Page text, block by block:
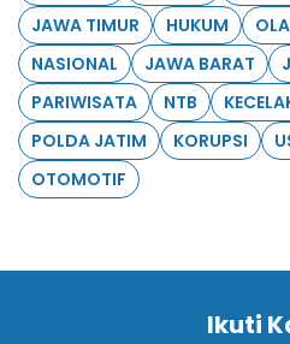
JAWA TIMUR
HUKUM
NASIONAL
JAWA BARAT
PARIWISATA
NTB
POLDA JATIM
KORUPSI
OTOMOTIF
Ikuti